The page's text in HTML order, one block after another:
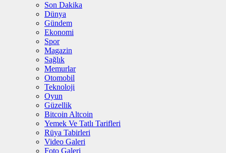
Son Dakika
Dünya
Gündem
Ekonomi
Spor
Magazin
Sağlık
Memurlar
Otomobil
Teknoloji
Oyun
Güzellik
Bitcoin Altcoin
Yemek Ve Tatlı Tarifleri
Rüya Tabirleri
Video Galeri
Foto Galeri